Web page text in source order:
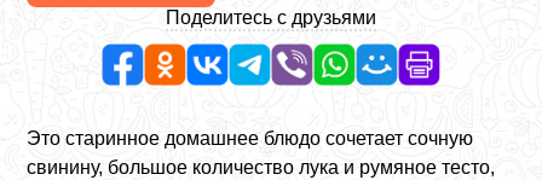
Поделитесь с друзьями
Это старинное домашнее блюдо сочетает сочную
свинину, большое количество лука и румяное тесто,